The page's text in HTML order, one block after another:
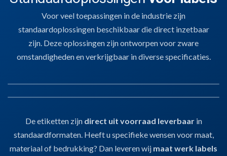
Voor veel toepassingen in de industrie zijn
standaardoplossingen beschikbaar die direct inzetbaar
zijn. Deze oplossingen zijn ontworpen voor zware
omstandigheden en verkrijgbaar in diverse specificaties.
01
SLEUFETIKETTEN
Sleufetiketten
Voor het labelen van kratten, karren of E2-dragers.Stevig, zonder lijm,
Bedrukbaar met thermotransferprinters
barcodes, batchcodes en procesinformatie.
02
Labels en Etiketten
Voor pallets, verpakkingen of dozen. Thermotransfergeschikt , geschikt
voor barcodes, houdbaarheidsdata of productinfo. Snel te verwerken,
De etiketten zijn direct uit voorraad leverbaarin
standaardformaten. Heeft u specifieke wensen voor maat,
materiaal of bedrukking? Dan leveren wij maat werk labels